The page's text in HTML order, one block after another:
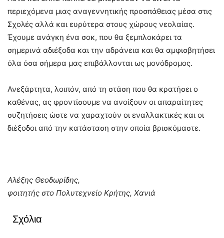
περιεχόμενα μιας αναγεννητικής προσπάθειας μέσα στις
Σχολές αλλά και ευρύτερα στους χώρους νεολαίας.
Έχουμε ανάγκη ένα σοκ, που θα ξεμπλοκάρει τα
σημερινά αδιέξοδα και την αδράνεια και θα αμφισβητήσει
όλα όσα σήμερα μας επιβάλλονται ως μονόδρομος.
Ανεξάρτητα, λοιπόν, από τη στάση που θα κρατήσει ο
καθένας, ας φροντίσουμε να ανοίξουν οι απαραίτητες
συζητήσεις ώστε να χαραχτούν οι εναλλακτικές και οι
διέξοδοι από την κατάσταση στην οποία βρισκόμαστε.
Αλέξης Θεοδωρίδης,
φοιτητής στο Πολυτεχνείο Κρήτης, Χανιά
Σχόλια